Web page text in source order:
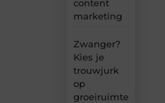
content
marketing
Zwanger?
Kies je
trouwjurk
op
groeiruimte,